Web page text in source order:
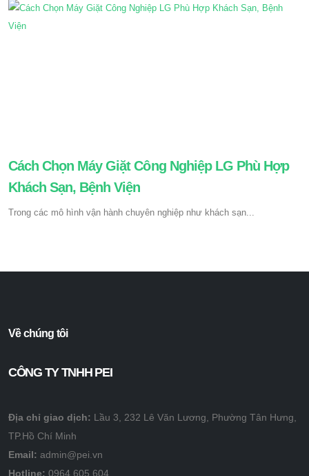
Cách Chọn Máy Giặt Công Nghiệp LG Phù Hợp
Khách Sạn, Bệnh Viện
Trong các mô hình vận hành chuyên nghiệp như khách sạn...
Về chúng tôi
CÔNG TY TNHH PEI
Địa chỉ giao dịch: Lầu 3, 232 Lê Văn Lương, Phường Tân Hưng,
TP.Hồ Chí Minh
Email: admin@pei.vn
Hotline: 0964 605 604